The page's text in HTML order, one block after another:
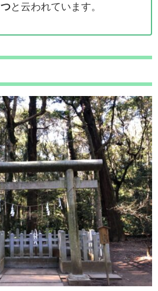
と云われています。